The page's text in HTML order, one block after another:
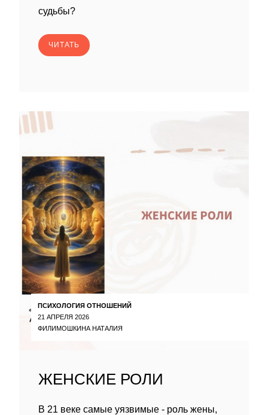
судьбы?
ЧИТАТЬ
ПСИХОЛОГИЯ ОТНОШЕНИЙ
21 АПРЕЛЯ 2026
ФИЛИМОШКИНА НАТАЛИЯ
ЖЕНСКИЕ РОЛИ
В 21 веке самые уязвимые - роль жены,